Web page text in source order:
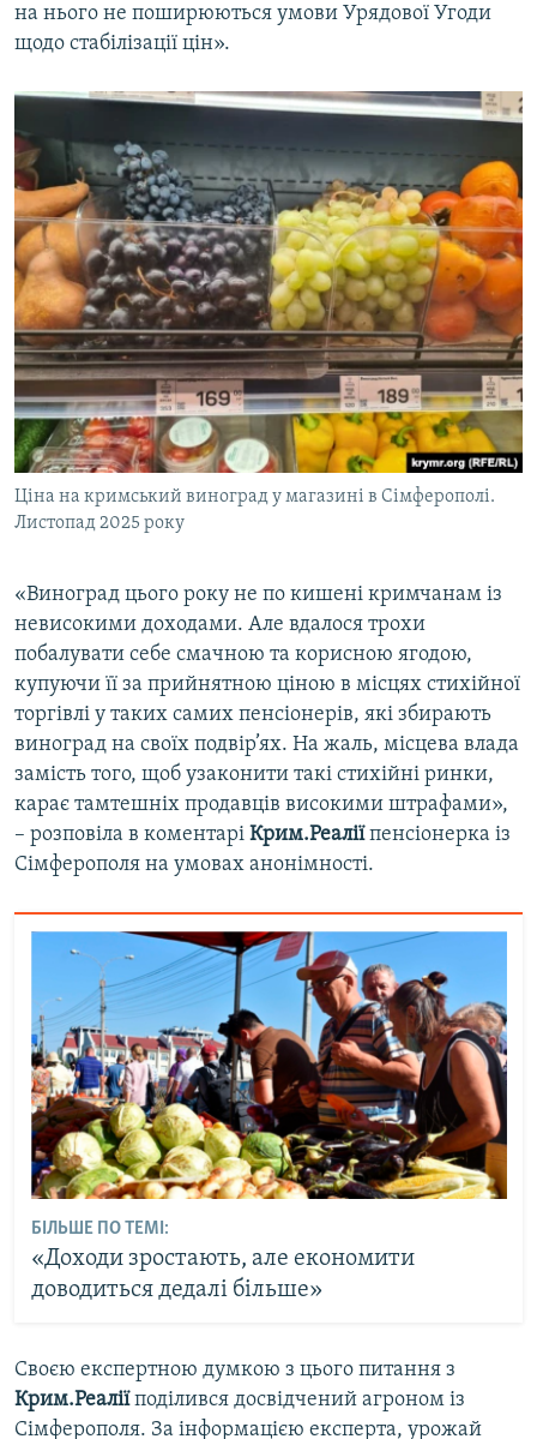
на нього не поширюються умови Урядової Угоди
щодо стабілізації цін».
Ціна на кримський виноград у магазині в Сімферополі.
Листопад 2025 року
«Виноград цього року не по кишені кримчанам із
невисокими доходами. Але вдалося трохи
побалувати себе смачною та корисною ягодою,
купуючи її за прийнятною ціною в місцях стихійної
торгівлі у таких самих пенсіонерів, які збирають
виноград на своїх подвір’ях. На жаль, місцева влада
замість того, щоб узаконити такі стихійні ринки,
карає тамтешніх продавців високими штрафами»,
– розповіла в коментарі Крим.Реаліїпенсіонерка із
Сімферополя на умовах анонімності.
БІЛЬШЕ ПО ТЕМІ:
«Доходи зростають, але економити
доводиться дедалі більше»
Своєю експертною думкою з цього питання з
Крим.Реаліїподілився досвідчений агроном із
Сімферополя. За інформацією експерта, урожай